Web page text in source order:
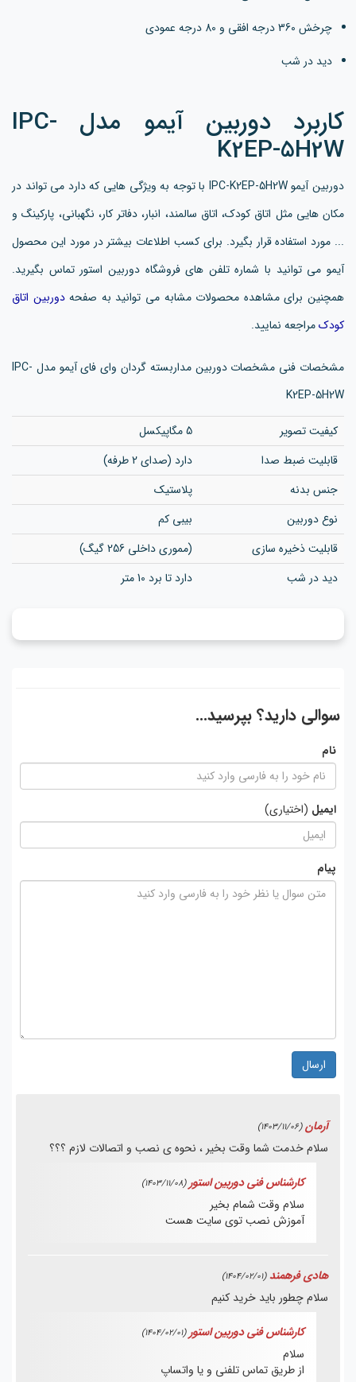
چرخش 360 درجه افقی و 80 درجه عمودی
دید در شب
کاربرد دوربین آیمو مدل IPC-
K2EP-5H2W
دوربین آیمو IPC-K2EP-5H2W با توجه به ویژگی هایی که دارد می تواند در
مکان هایی مثل اتاق کودک، اتاق سالمند، انبار، دفاتر کار، نگهبانی، پارکینگ و
... مورد استفاده قرار بگیرد. برای کسب اطلاعات بیشتر در مورد این محصول
آیمو می توانید با شماره تلفن های فروشگاه دوربین استور تماس بگیرید.
همچنین برای مشاهده محصولات مشابه می توانید به صفحهدوربین اتاق
کودکمراجعه نمایید.
مشخصات فنی مشخصات دوربین مداربسته گردان وای فای آیمو مدل IPC-
K2EP-5H2W
کیفیت تصویر
5 مگاپیکسل
قابلیت ضبط صدا
دارد (صدای 2 طرفه)
جنس بدنه
پلاستیک
نوع دوربین
بیبی کم
قابلیت ذخیره سازی
(مموری داخلی 256 گیگ)
دید در شب
دارد تا برد 10 متر
سوالی دارید؟ بپرسید...
نام
ایمیل (اختیاری)
پیام
ارسال
آرمان (1403/11/06)
سلام خدمت شما وقت بخیر ، نحوه ی نصب و اتصالات لازم ؟؟؟
کارشناس فنی دوربین استور (1403/11/08)
سلام وقت شمام بخیر
آموزش نصب توی سایت هست
هادی فرهمند (1404/02/01)
سلام چطور باید خرید کنیم
کارشناس فنی دوربین استور (1404/02/01)
سلام
از طریق تماس تلفنی و یا واتساپ